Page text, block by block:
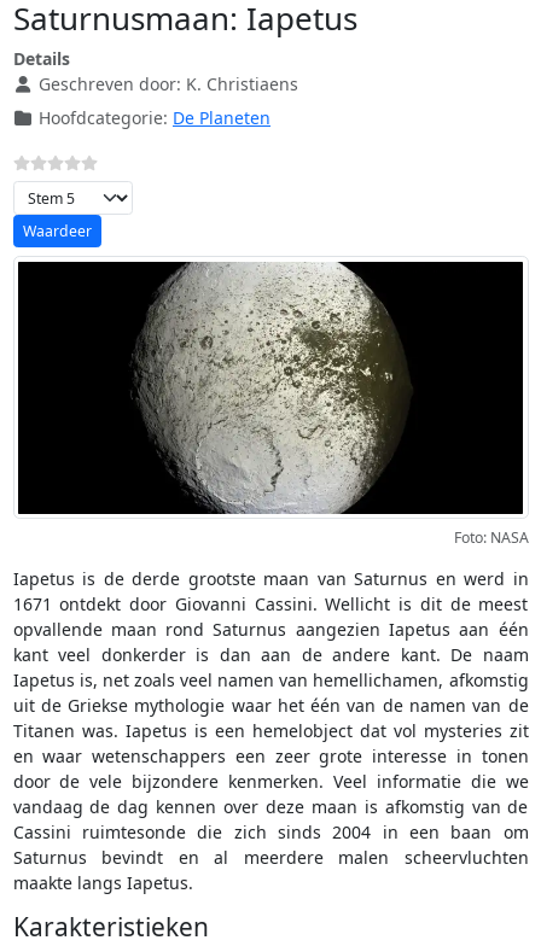
Saturnusmaan: Iapetus
Details
Geschreven door: K. Christiaens
Hoofdcategorie: De Planeten
Voeg waardering toe
Foto: NASA
Iapetus is de derde grootste maan van Saturnus en werd in
1671 ontdekt door Giovanni Cassini. Wellicht is dit de meest
opvallende maan rond Saturnus aangezien Iapetus aan één
kant veel donkerder is dan aan de andere kant. De naam
Iapetus is, net zoals veel namen van hemellichamen, afkomstig
uit de Griekse mythologie waar het één van de namen van de
Titanen was. Iapetus is een hemelobject dat vol mysteries zit
en waar wetenschappers een zeer grote interesse in tonen
door de vele bijzondere kenmerken. Veel informatie die we
vandaag de dag kennen over deze maan is afkomstig van de
Cassini ruimtesonde die zich sinds 2004 in een baan om
Saturnus bevindt en al meerdere malen scheervluchten
maakte langs Iapetus.
Karakteristieken